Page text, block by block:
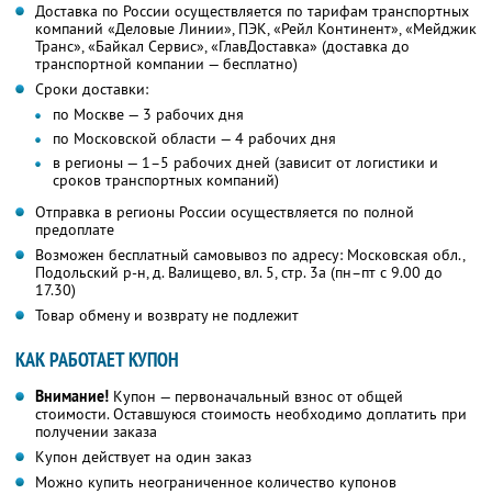
Доставка по России осуществляется по тарифам транспортных
компаний «Деловые Линии», ПЭК, «Рейл Континент», «Мейджик
Транс», «Байкал Сервис», «ГлавДоставка» (доставка до
транспортной компании — бесплатно)
Сроки доставки:
по Москве — 3 рабочих дня
по Московской области — 4 рабочих дня
в регионы — 1–5 рабочих дней (зависит от логистики и
сроков транспортных компаний)
Отправка в регионы России осуществляется по полной
предоплате
Возможен бесплатный самовывоз по адресу: Московская обл.,
Подольский р-н, д. Валищево, вл. 5, стр. 3а (пн–пт с 9.00 до
17.30)
Товар обмену и возврату не подлежит
КАК РАБОТАЕТ КУПОН
Внимание! Купон — первоначальный взнос от общей
стоимости. Оставшуюся стоимость необходимо доплатить при
получении заказа
Купон действует на один заказ
Можно купить неограниченное количество купонов